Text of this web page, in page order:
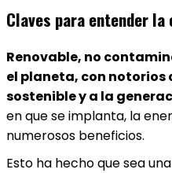
Claves para entender
Renovable, no
el planeta, con notorios
sostenible y a la
en que se implanta, la
numerosos beneficios.
Esto ha hecho que sea